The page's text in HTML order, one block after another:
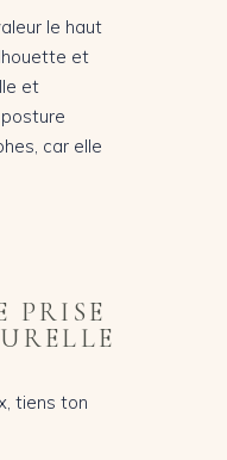
le haut
et
et
car elle
PRISE
tiens ton